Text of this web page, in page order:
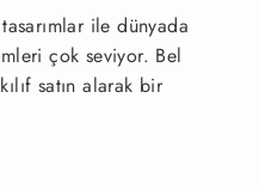
ile dünyada
çok seviyor. Bel
satın alarak bir